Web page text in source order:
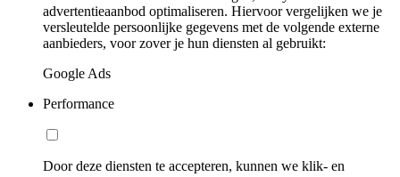
advertentieaanbod optimaliseren. Hiervoor vergelijken we je
versleutelde persoonlijke gegevens met de volgende externe
aanbieders, voor zover je hun diensten al gebruikt:
Google Ads
Performance
Door deze diensten te accepteren, kunnen we klik- en